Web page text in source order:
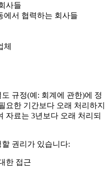
사들
에서 협력하는 회사들
체
규정(예: 회계에 관한)에 정
요한 기간보다 오래 처리하지
자료는 3년보다 오래 처리되
권리가 있습니다:
한 접근